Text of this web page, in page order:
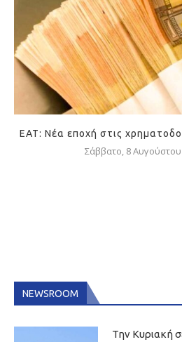
ΕΑΤ: Νέα εποχή στις
Σάββατο, 8 Αυγούστου
NEWSROOM
Την Κυριακή